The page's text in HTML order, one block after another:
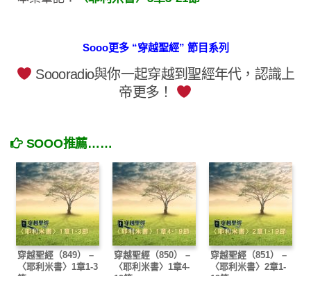
Sooo更多 “穿越聖經” 節目系列
Soooradio與你一起穿越到聖經年代，認識上
帝更多！
SOOO推薦……
穿越聖經（849） –
〈耶利米書〉1章1-3
節
穿越聖經（850） –
〈耶利米書〉1章4-
19節
穿越聖經（851） –
〈耶利米書〉2章1-
19節